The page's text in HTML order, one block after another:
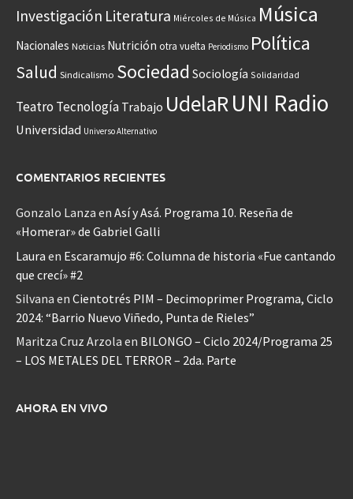
Investigación Literatura Miércoles de Música Música
Nacionales Noticias Nutrición otra vuelta Periodismo Política
Salud Sindicalismo Sociedad Sociología Solidaridad
Teatro Tecnología Trabajo UdelaRUNI Radio
Universidad Universo Alternativo
COMENTARIOS RECIENTES
Gonzalo Lanza en Así y Asá. Programa 10. Reseña de
«Homerar» de Gabriel Galli
Laura en Escaramujo #6: Columna de historia «Fue cantando
que crecí» #2
Silvana en Cientotrés PIM – Decimoprimer Programa, Ciclo
2024: “Barrio Nuevo Viñedo, Punta de Rieles”
Maritza Cruz Arzola en BILONGO – Ciclo 2024/Programa 25
– LOS METALES DEL TERROR – 2da. Parte
AHORA EN VIVO